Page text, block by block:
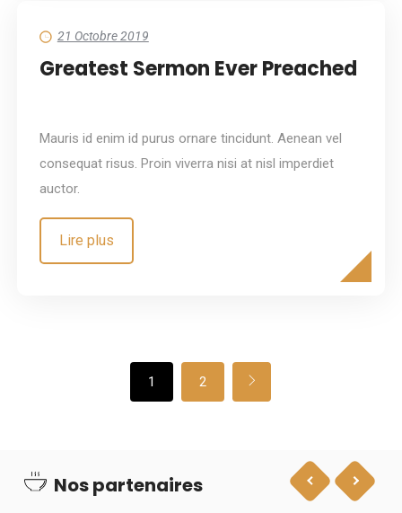
21 Octobre 2019
Greatest Sermon Ever Preached
Mauris id enim id purus ornare tincidunt. Aenean vel
consequat risus. Proin viverra nisi at nisl imperdiet
auctor.
Lire plus
1 2
Nos partenaires